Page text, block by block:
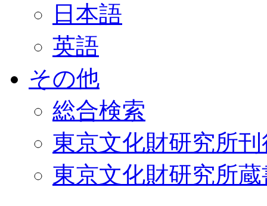
日本語
英語
その他
総合検索
東京文化財研究所
東京文化財研究所